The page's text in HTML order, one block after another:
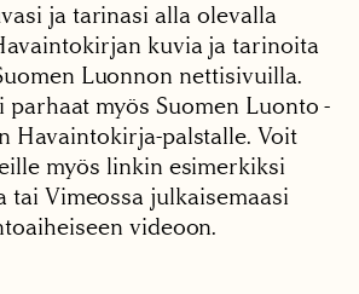
ja tarinasi alla olevalla
kuvia ja tarinoita
Luonnon nettisivuilla.
myös Suomen Luonto -
Havaintokirja-palstalle. Voit
myös linkin esimerkiksi
tai Vimeossa julkaisemaasi
videoon.